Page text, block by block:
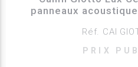
panneaux
Réf. CAI
PRIX